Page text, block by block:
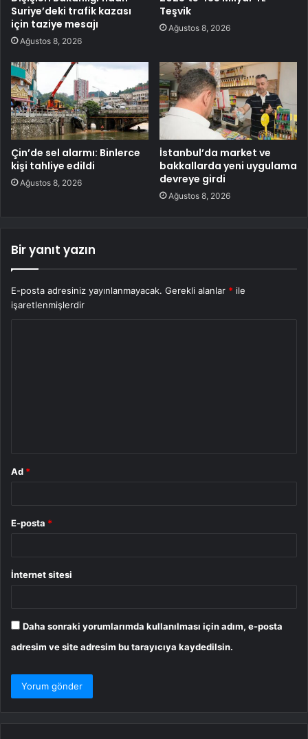
Suriye’deki trafik kazası
için taziye mesajı
Ağustos 8, 2026
Teşvik
Ağustos 8, 2026
Çin’de sel alarmı: Binlerce
kişi tahliye edildi
Ağustos 8, 2026
İstanbul’da market ve
bakkallarda yeni uygulama
devreye girdi
Ağustos 8, 2026
Bir yanıt yazın
E-posta adresiniz yayınlanmayacak. Gerekli alanlar * ile
işaretlenmişlerdir
Ad *
E-posta *
İnternet sitesi
Daha sonraki yorumlarımda kullanılması için adım, e-posta
adresim ve site adresim bu tarayıcıya kaydedilsin.